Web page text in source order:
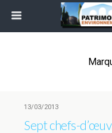
13/03/2013
Sept chefs-